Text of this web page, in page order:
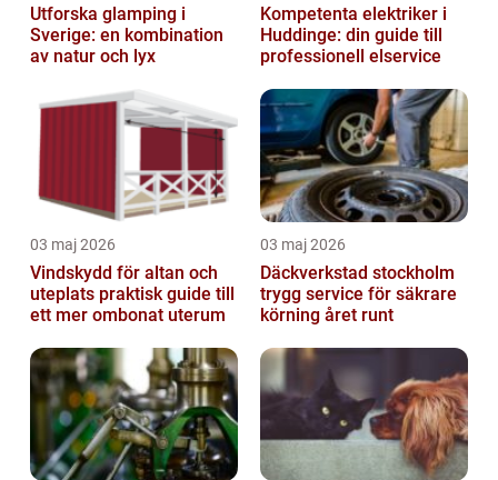
Utforska glamping i
Sverige: en kombination
av natur och lyx
Kompetenta elektriker i
Huddinge: din guide till
professionell elservice
03 maj 2026
Vindskydd för altan och
uteplats praktisk guide till
ett mer ombonat uterum
03 maj 2026
Däckverkstad stockholm
trygg service för säkrare
körning året runt